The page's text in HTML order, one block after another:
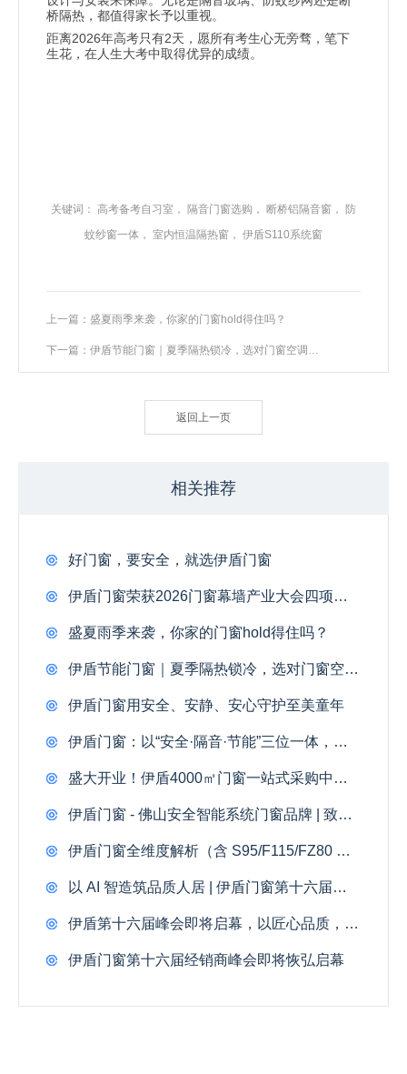
桥隔热，都值得家长予以重视。
距离2026年高考只有2天，愿所有考生心无旁骛，笔下
生花，在人生大考中取得优异的成绩。
关键词： 高考备考自习室 ， 隔音门窗选购 ， 断桥铝隔音窗 ，
防
蚊纱窗一体 ， 室内恒温隔热窗 ， 伊盾S110系统窗
上一篇：盛夏雨季来袭，你家的门窗hold得住吗？
下一篇：伊盾节能门窗｜夏季隔热锁冷，选对门窗空调电费省一半
返回上一页
相关推荐
好门窗，要安全，就选伊盾门窗
伊盾门窗荣获2026门窗幕墙产业大会四项大奖
盛夏雨季来袭，你家的门窗hold得住吗？
伊盾节能门窗｜夏季隔热锁冷，选对门窗空调电费省一半
伊盾门窗用安全、安静、安心守护至美童年
伊盾门窗：以“安全·隔音·节能”三位一体，重塑品质人居新高度
盛大开业！伊盾4000㎡门窗一站式采购中心落地佛山，引起全城瞩目
伊盾门窗 - 佛山安全智能系统门窗品牌 | 致胜门窗市场核心密码
伊盾门窗全维度解析（含 S95/F115/FZ80 三款全新产品）
以 AI 智造筑品质人居 | 伊盾门窗第十六届战略峰会 3.25 盛大召开
伊盾第十六届峰会即将启幕，以匠心品质，焕新千万家庭理想人居
伊盾门窗第十六届经销商峰会即将恢弘启幕